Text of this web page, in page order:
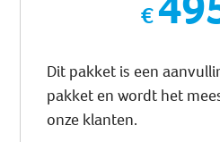
Dit pakket is een
pakket en wordt het
onze klanten.